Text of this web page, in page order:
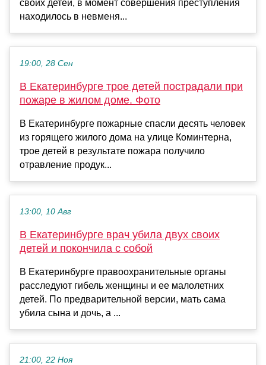
своих детей, в момент совершения преступления
находилось в невменя...
19:00, 28 Сен
В Екатеринбурге трое детей пострадали при
пожаре в жилом доме. Фото
В Екатеринбурге пожарные спасли десять человек
из горящего жилого дома на улице Коминтерна,
трое детей в результате пожара получило
отравление продук...
13:00, 10 Авг
В Екатеринбурге врач убила двух своих
детей и покончила с собой
В Екатеринбурге правоохранительные органы
расследуют гибель женщины и ее малолетних
детей. По предварительной версии, мать сама
убила сына и дочь, а ...
21:00, 22 Ноя